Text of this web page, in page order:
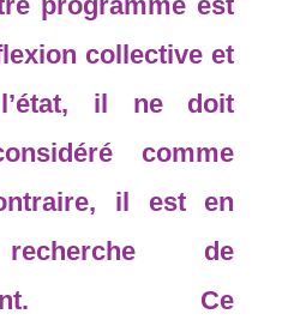
collective et
il ne doit
comme
il est en
de
Ce